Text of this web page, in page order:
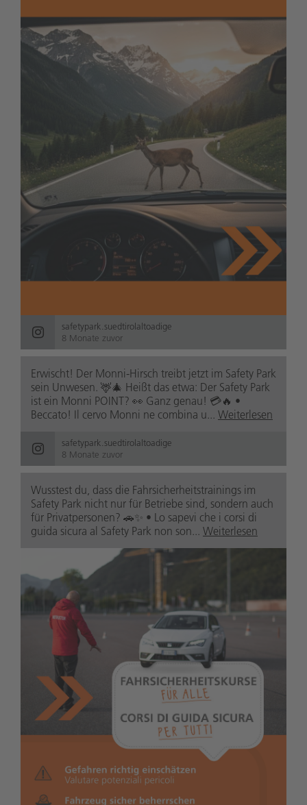
safetypark.suedtirolaltoadige
8 Monate zuvor
Erwischt! Der Monni-Hirsch treibt jetzt im Safety Park
sein Unwesen. 🦌🎄 Heißt das etwa: Der Safety Park
ist ein Monni POINT? 👀 Ganz genau! 💳🔥 •
Beccato! Il cervo Monni ne combina u... Weiterlesen
safetypark.suedtirolaltoadige
8 Monate zuvor
Wusstest du, dass die Fahrsicherheitstrainings im
Safety Park nicht nur für Betriebe sind, sondern auch
für Privatpersonen? 🚗✨ • Lo sapevi che i corsi di
guida sicura al Safety Park non son... Weiterlesen